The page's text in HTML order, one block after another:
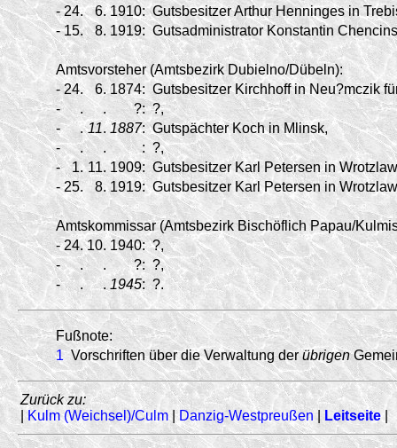
- 24. 6. 1910: Gutsbesitzer Arthur Henninges in
- 15. 8. 1919: Gutsadministrator Konstantin
Amtsvorsteher (Amtsbezirk Dubielno/Dübeln):
- 24. 6. 1874: Gutsbesitzer Kirchhoff in Neu?mczik
-
. . ?: ?,
-
. 11. 1887: Gutspächter Koch in Mlinsk,
-
. . : ?,
-
1. 11. 1909: Gutsbesitzer Karl Petersen in
- 25. 8. 1919: Gutsbesitzer Karl Petersen in
Amtskommissar (Amtsbezirk Bischöflich Papau/
- 24. 10. 1940: ?,
-
. . ?: ?,
-
. . 1945: ?.
Fußnote:
1 Vorschriften über die Verwaltung derübrigen
Zurück zu:
Kulm (Weichsel)/Culm | Danzig-Westpreußen Leitseite